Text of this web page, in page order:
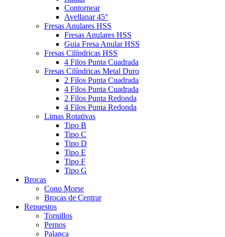
Contornear
Avellanar 45°
Fresas Anulares HSS
Fresas Anulares HSS
Guia Fresa Anular HSS
Fresas Cilíndricas HSS
4 Filos Punta Cuadrada
Fresas Cilíndricas Metal Duro
2 Filos Punta Cuadrada
4 Filos Punta Cuadrada
2 Filos Punta Redonda
4 Filos Punta Redonda
Limas Rotativas
Tipo B
Tipo C
Tipo D
Tipo E
Tipo F
Tipo G
Brocas
Cono Morse
Brocas de Centrar
Repuestos
Tornillos
Pernos
Palanca